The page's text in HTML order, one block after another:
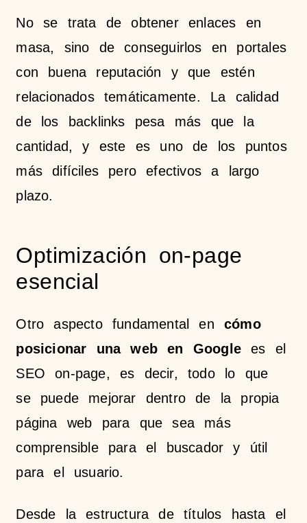
No se trata de obtener enlaces en
masa, sino de conseguirlos en portales
con buena reputación y que estén
relacionados temáticamente. La calidad
de los backlinks pesa más que la
cantidad, y este es uno de los puntos
más difíciles pero efectivos a largo
plazo.
Optimización on-page
esencial
Otro aspecto fundamental encómo
posicionar una web en Google es el
SEO on-page, es decir, todo lo que
se puede mejorar dentro de la propia
página web para que sea más
comprensible para el buscador y útil
para el usuario.
Desde la estructura de títulos hasta el